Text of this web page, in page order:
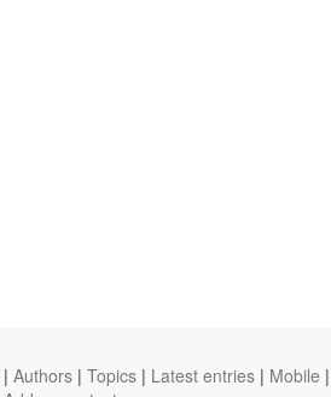
| Authors | Topics | Latest entries | Mobile |